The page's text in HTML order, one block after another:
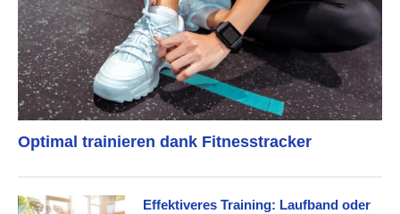
Optimal trainieren dank Fitnesstracker
Effektiveres Training: Laufband oder